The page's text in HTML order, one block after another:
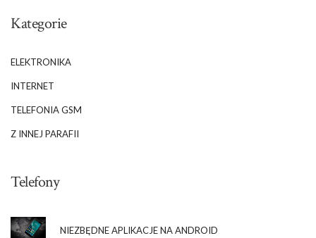
Kategorie
ELEKTRONIKA
INTERNET
TELEFONIA GSM
Z INNEJ PARAFII
Telefony
NIEZBĘDNE APLIKACJE NA ANDROID